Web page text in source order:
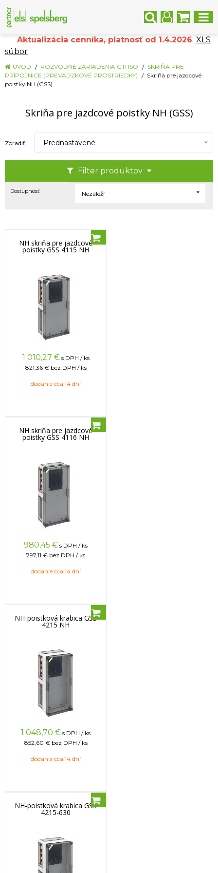
Aktualizácia cenníka, platnosť od 1.4.2026 XLS
súbor
ÚVOD ROZVODNÉ ZARIADENIA GTI ISO
SKRIŇA PRE
PRÍPOJNICE (PREVÁDZKOVÉ PROSTRIEDKY)
Skriňa pre jazdcové
poistky NH (GSS)
Skriňa pre jazdcové poistky NH (GSS)
Filter produktov
Zoradiť: Prednastavené
Dostupnosť Nezáleží
NH skriňa pre jazdcové
poistky GSS 4115 NH
1 010,27 € s DPH / ks
821,36 € bez DPH / ks
dodanie cca 14 dní
NH skriňa pre jazdcové
poistky GSS 4116 NH
980,45 € s DPH / ks
797,11 € bez DPH / ks
dodanie cca 14 dní
NH-poistková krabica GSS
4215 NH
1 048,70 € s DPH / ks
852,60 € bez DPH / ks
dodanie cca 14 dní
NH-poistková krabica GSS
4215-630